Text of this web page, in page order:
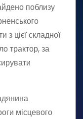
поблизу
цієї складної
трактор, за
місцевого